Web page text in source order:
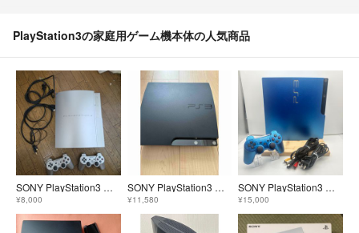
PlayStation3の家庭用ゲーム機本体の人気商品
SONY PlayStation3 本体 CECHL00 サテンシルバー 80GB コントローラー2個
¥8,000
SONY PlayStation3 本体 CECH-2000A
¥11,580
SONY PlayStation3 本体 CECH-3000B メタリックブルー
¥15,000